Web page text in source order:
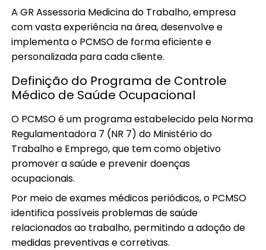
A GR Assessoria Medicina do Trabalho, empresa
com vasta experiência na área, desenvolve e
implementa o PCMSO de forma eficiente e
personalizada para cada cliente.
Definição do Programa de Controle
Médico de Saúde Ocupacional
O PCMSO é um programa estabelecido pela Norma
Regulamentadora 7 (NR 7) do Ministério do
Trabalho e Emprego, que tem como objetivo
promover a saúde e prevenir doenças
ocupacionais.
Por meio de exames médicos periódicos, o PCMSO
identifica possíveis problemas de saúde
relacionados ao trabalho, permitindo a adoção de
medidas preventivas e corretivas.